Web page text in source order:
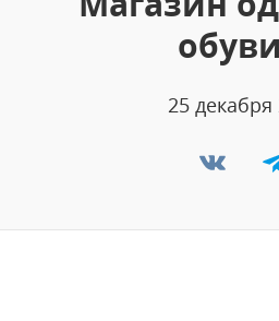
25 декабря